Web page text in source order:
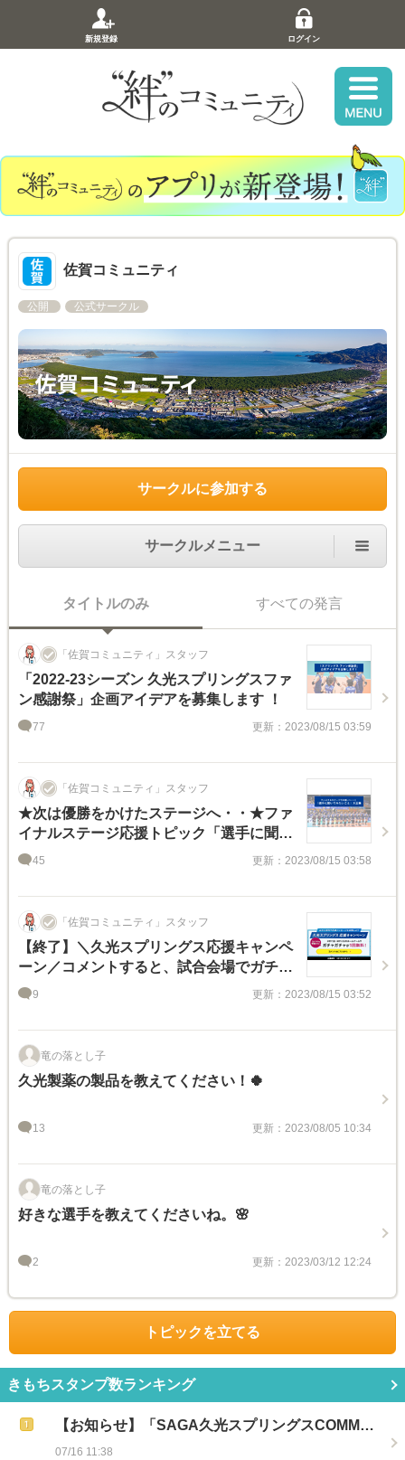
新規登録 ログイン
佐賀コミュニティ
公開 公式サークル
サークルに参加する
サークルメニュー
タイトルのみ すべての発言
「佐賀コミュニティ」スタッフ
「2022-23シーズン 久光スプリングスファ
ン感謝祭」企画アイデアを募集します ！
77 更新：2023/08/15 03:59
「佐賀コミュニティ」スタッフ
★次は優勝をかけたステージへ・・★ファ
イナルステージ応援トピック「選手に聞い
てみたいこと」大募集
45 更新：2023/08/15 03:58
「佐賀コミュニティ」スタッフ
【終了】＼久光スプリングス応援キャンペ
ーン／コメントすると、試合会場でガチャ
ガチャ１回無料！
9 更新：2023/08/15 03:52
竜の落とし子
久光製薬の製品を教えてください！🍀
13 更新：2023/08/05 10:34
竜の落とし子
好きな選手を教えてくださいね。🌸
2 更新：2023/03/12 12:24
トピックを立てる
きもちスタンプ数ランキング
【お知らせ】「SAGA久光スプリングスCOMM…
07/16 11:38